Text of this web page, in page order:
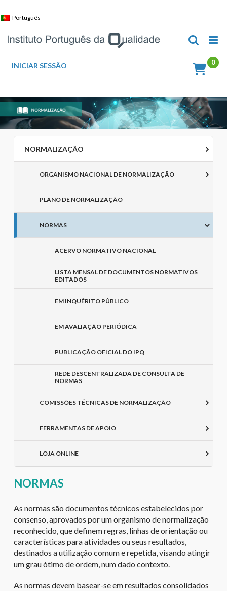
to
Português
INICIAR SESSÃO
NORMALIZAÇÃO
ORGANISMO NACIONAL DE NORMALIZAÇÃO
PLANO DE NORMALIZAÇÃO
NORMAS
ACERVO NORMATIVO NACIONAL
LISTA MENSAL DE DOCUMENTOS NORMATIVOS
EDITADOS
EM INQUÉRITO PÚBLICO
EM AVALIAÇÃO PERIÓDICA
PUBLICAÇÃO OFICIAL DO IPQ
REDE DESCENTRALIZADA DE CONSULTA DE
NORMAS
COMISSÕES TÉCNICAS DE NORMALIZAÇÃO
FERRAMENTAS DE APOIO
LOJA ONLINE
NORMAS
As normas são documentos técnicos estabelecidos por
consenso, aprovados por um organismo de normalização
reconhecido, que definem regras, linhas de orientação ou
características para atividades ou seus resultados,
destinados a utilização comum e repetida, visando atingir
um grau ótimo de ordem, num dado contexto.
As normas devem basear-se em resultados consolidados